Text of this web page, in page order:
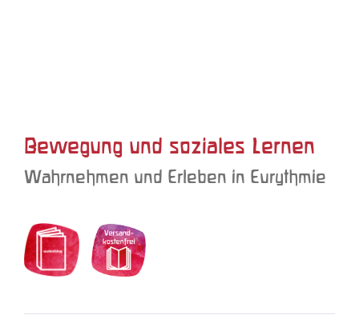
Bewegung und soziales Lernen
Wahrnehmen und Erleben in Eurythmie